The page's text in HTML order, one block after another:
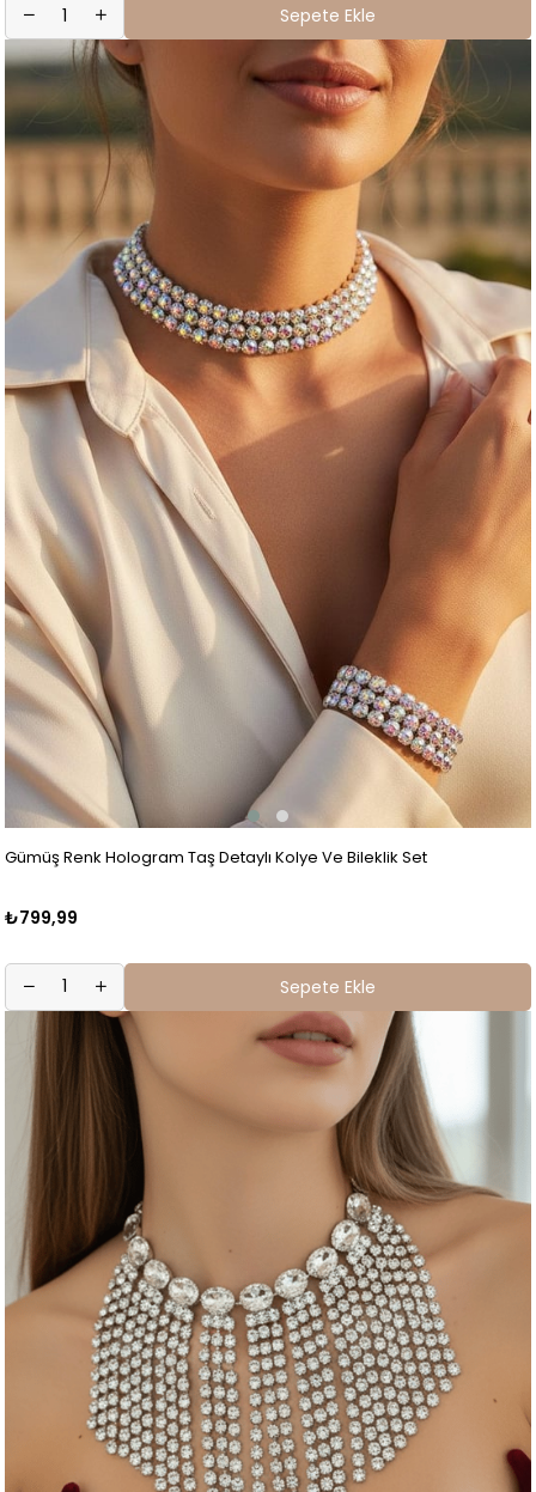
Sepete Ekle
Gümüş Renk Hologram Taş Detaylı Kolye Ve Bileklik Set
₺799,99
Sepete Ekle